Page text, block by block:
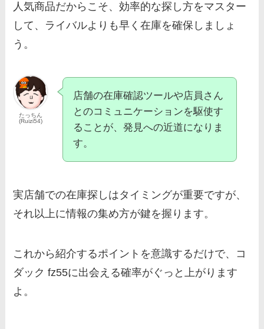
人気商品だからこそ、効率的な探し方をマスター
して、ライバルよりも早く在庫を確保しましょ
う。
たっちん
(Ruizi54)
店舗の在庫確認ツールや店員さん
とのコミュニケーションを駆使す
ることが、発見への近道になりま
す。
実店舗での在庫探しはタイミングが重要ですが、
それ以上に情報の集め方が鍵を握ります。
これから紹介するポイントを意識するだけで、コ
ダック fz55に出会える確率がぐっと上がります
よ。